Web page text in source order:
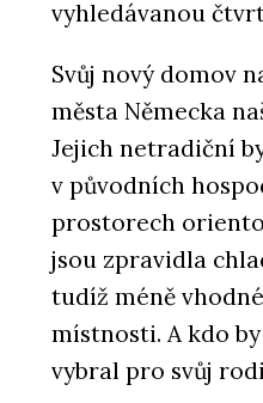
vyhledávanou
Svůj nový domov
města Německa
Jejich netradiční
v původních
prostorech
jsou zpravidla
tudíž méně
místnosti. A kdo
vybral pro svůj